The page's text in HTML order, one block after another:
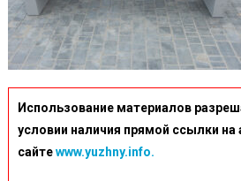
Использование материалов
условии наличия прямой ссылки на
сайтеwww.yuzhny.info.